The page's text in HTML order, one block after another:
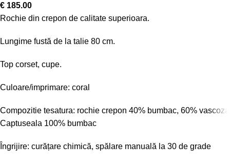
€ 185.00
Rochie din crepon de calitate superioara.
Lungime fustă de la talie 80 cm.
Top corset, cupe.
Culoare/imprimare: coral
Compozitie tesatura: rochie crepon 40% bumbac, 60% vascoza
Captuseala 100% bumbac
Îngrijire: curățare chimică, spălare manuală la 30 de grade